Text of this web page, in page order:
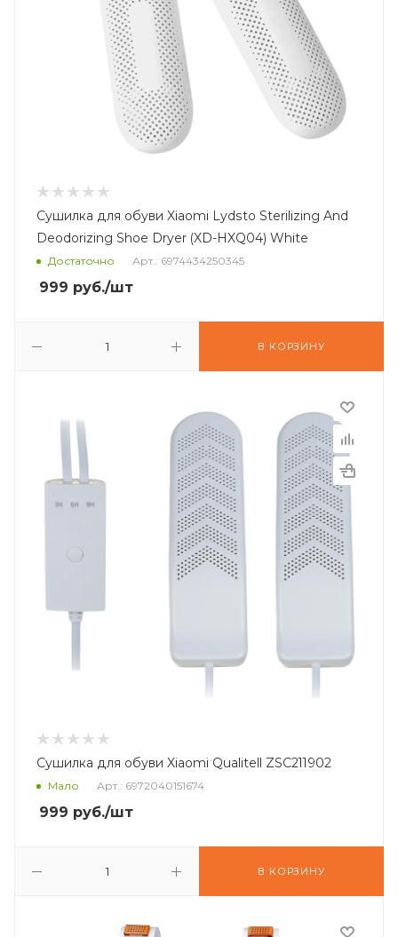
Сушилка для обуви Xiaomi Lydsto Sterilizing And
Deodorizing Shoe Dryer (XD-HXQ04) White
Достаточно Арт.: 6974434250345
999 руб./шт
В КОРЗИНУ
Сушилка для обуви Xiaomi Qualitell ZSC211902
Мало Арт.: 6972040151674
999 руб./шт
В КОРЗИНУ